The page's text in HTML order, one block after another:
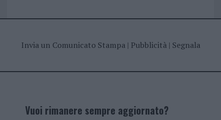
Invia un Comunicato Stampa| Pubblicità| Segnala
Vuoi rimanere sempre aggiornato?